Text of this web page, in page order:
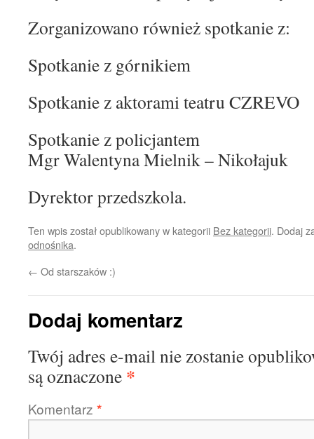
Zorganizowano również spotkanie z:
Spotkanie z górnikiem
Spotkanie z aktorami teatru CZREVO
Spotkanie z policjantem
Mgr Walentyna Mielnik – Nikołajuk
Dyrektor przedszkola.
Ten wpis został opublikowany w kategorii Bez kategorii. Dodaj
odnośnika.
← Od starszaków :)
Dodaj komentarz
Twój adres e-mail nie zostanie
są oznaczone *
Komentarz *